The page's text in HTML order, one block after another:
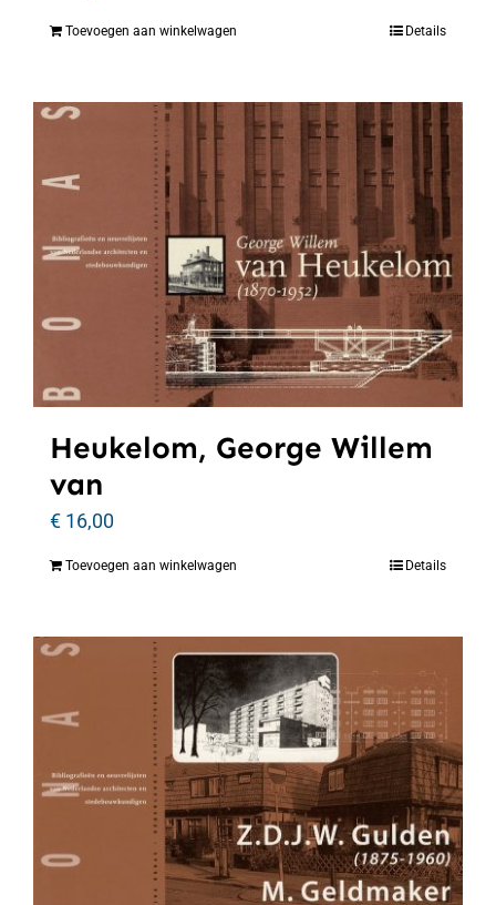
Toevoegen aan winkelwagen Details
Heukelom, George Willem
van
€ 16,00
Toevoegen aan winkelwagen Details